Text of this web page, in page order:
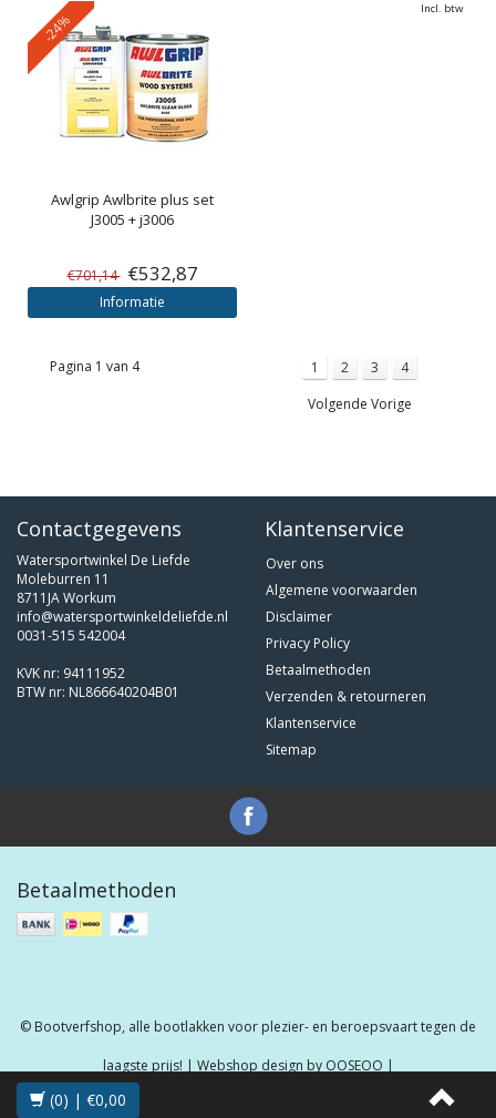
-24%
Awlgrip Awlbrite plus set
J3005 + j3006
€701,14 €532,87
Informatie
Incl. btw
Pagina 1 van 4 1 2 3
4
Volgende Vorige
Contactgegevens
Watersportwinkel De Liefde
Moleburren 11
8711JA Workum
info@watersportwinkeldeliefde.nl
0031-515 542004
KVK nr: 94111952
BTW nr: NL866640204B01
Klantenservice
Over ons
Algemene voorwaarden
Disclaimer
Privacy Policy
Betaalmethoden
Verzenden & retourneren
Klantenservice
Sitemap
Betaalmethoden
© Bootverfshop, alle bootlakken voor plezier- en beroepsvaart tegen de
laagste prijs! | Webshop design by OOSEOO |
(0) | €0,00